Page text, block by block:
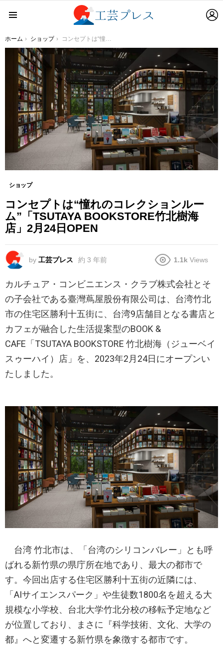
You are here:
ホーム ショップ コンセプトは“憧れのコレクションルーム”「TSUTAYA BOOKSTORE竹北樹海店」2月24日OPEN
ショップ
コンセプトは“憧れのコレクションルー
ム”「TSUTAYA BOOKSTORE竹北樹海
店」2月24日OPEN
by 工芸プレス 約 3 年前 1.1k Views
カルチュア・コンビニエンス・クラブ株式会社とそ
の子会社である臺灣蔦屋股份有限公司は、台湾竹北
市の住宅区勝利十五街に、台湾9店舗目となる書店と
カフェが融合した生活提案型のBOOK &
CAFE「TSUTAYA BOOKSTORE 竹北樹海（ジューベイ
スゥーハイ）店」を、2023年2月24日にオープンい
たしました。
台湾 竹北市は、「台湾のシリコンバレー」とも呼
ばれる新竹県の県庁所在地であり、最大の都市で
す。今回出店する住宅区勝利十五街の近隣には、
「AIサイエンスパーク」や生徒数1800名を超える大
規模な小学校、台北大学竹北分校の移転予定地など
が位置しており、まさに『科学技術、文化、大学の
都』へと変遷する新竹県を象徴する都市です。